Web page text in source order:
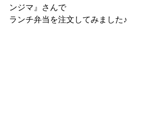
ンジマ』さんで
ランチ弁当を注文してみました♪